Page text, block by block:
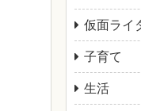
仮面ライ
子育て
生活